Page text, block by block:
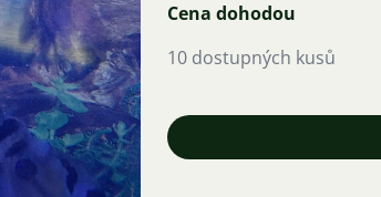
Cena dohodou
10 dostupných kusů